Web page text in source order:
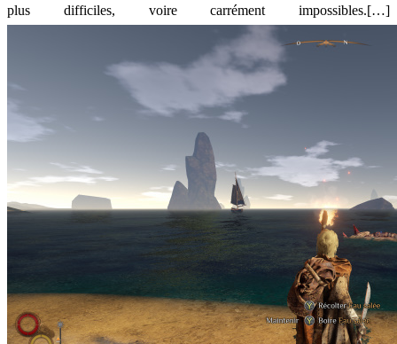
plus difficiles, voire carrément impossibles.[…]